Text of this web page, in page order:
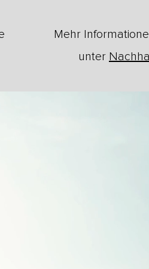
Mehr
unter